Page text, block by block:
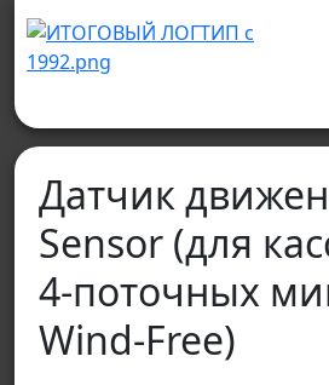
Датчик
Sensor (для
4-поточных
Wind-Free)